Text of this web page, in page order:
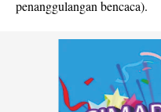
penanggulangan bencaca).